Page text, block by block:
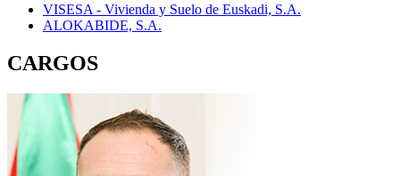
VISESA - Vivienda y Suelo de Euskadi, S.A.
ALOKABIDE, S.A.
CARGOS